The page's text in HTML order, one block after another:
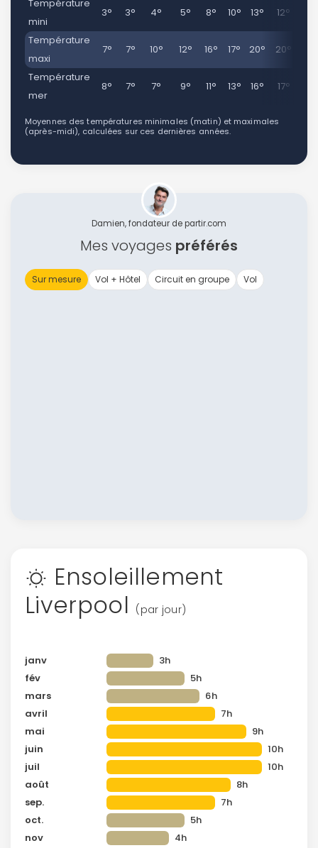
Température
mini
3° 3° 4° 5° 8° 10° 13° 12°
Température
maxi
7° 7° 10° 12° 16° 17° 20° 20°
Température
mer
8° 7° 7° 9° 11° 13° 16° 17°
Moyennes des températures minimales (matin) et maximales
(après-midi), calculées sur ces dernières années.
Damien, fondateur de partir.com
Mes voyages préférés
Sur mesure Vol + Hôtel Circuit en groupe Vol
Ensoleillement
Liverpool (par jour)
janv
3h
fév
5h
mars
6h
avril
7h
mai
9h
juin
10h
juil
10h
août
8h
sep.
7h
oct.
5h
nov
4h